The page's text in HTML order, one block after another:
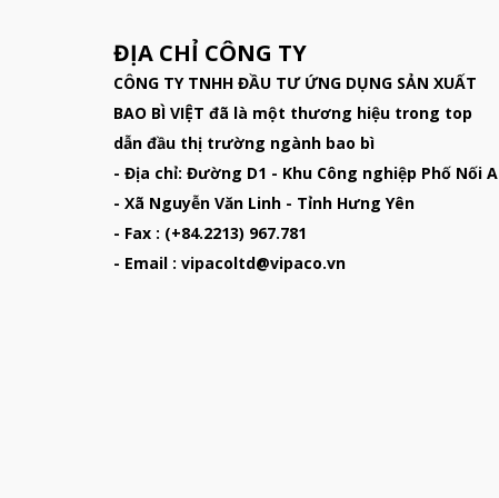
ĐỊA CHỈ CÔNG TY
CÔNG TY TNHH ĐẦU TƯ ỨNG DỤNG SẢN XUẤT
BAO BÌ VIỆT đã là một thương hiệu trong top
dẫn đầu thị trường ngành bao bì
- Địa chỉ: Đường D1 - Khu Công nghiệp Phố Nối A
- Xã Nguyễn Văn Linh - Tỉnh Hưng Yên
- Fax : (+84.2213) 967.781
- Email : vipacoltd@vipaco.vn